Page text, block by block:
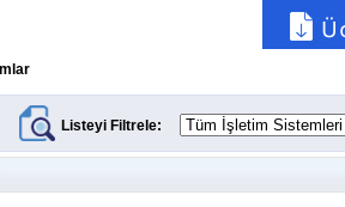
Listeyi Filtrele: